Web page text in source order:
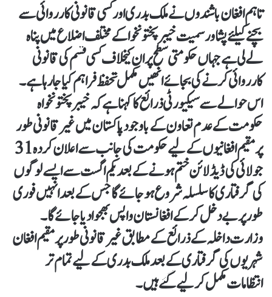
تاہم افغان باشندوں نے ملک بدری اور کسی قانونی کارروائی سے
بچنے کیلئے پشاور سمیت خیبر پختونخوا کے مختلف اضلاع میں پناہ
لے لی ہے جہاں حکومتی سطح پر ان کیخلاف کسی قسم کی قانونی
کارروائی کرنے کی بجائے انھیں مکمل تحفظ فراہم کیا جا رہا ہے۔
اس حوالے سے سیکیورٹی ذرائع کا کہنا ہے کہ خیبرپختونخواہ
حکومت کے عدم تعاون کے باوجود پاکستان میں غیر قانونی طور
پر مقیم افغانیوں کے لیے حکومت کی جانب سے اعلان کردہ31
جولائی کی ڈیڈ لائن ختم ہونے کے بعد یکم اگست سے ایسے لوگوں
کی گرفتاری کا سلسلہ شروع ہو جائے گا جس کے بعد انہیں فوری
طور پر بے دخل کر کے افغانستان واپس بھجوا دیا جائے گا۔
وزارت داخلہ کے ذرائع کے مطابق غیر قانونی طور پر مقیم افغان
شہریوں کی گرفتاری کے بعد ملک بدری کے لیے تمام تر
انتظامات مکمل کر لیے گئے ہیں۔